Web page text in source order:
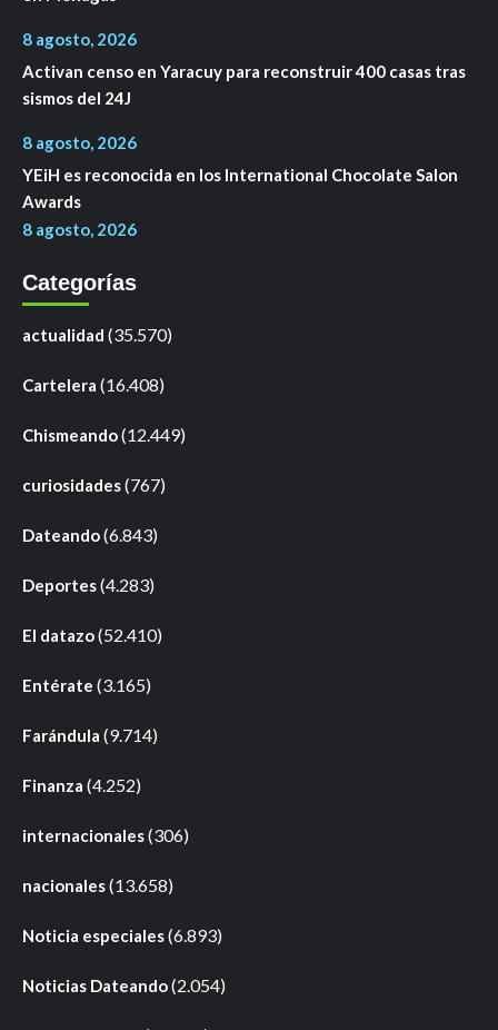
8 agosto, 2026
Activan censo en Yaracuy para reconstruir 400 casas tras
sismos del 24J
8 agosto, 2026
YEiH es reconocida en los International Chocolate Salon
Awards
8 agosto, 2026
Categorías
actualidad (35.570)
Cartelera (16.408)
Chismeando(12.449)
curiosidades(767)
Dateando(6.843)
Deportes(4.283)
El datazo(52.410)
Entérate (3.165)
Farándula (9.714)
Finanza (4.252)
internacionales(306)
nacionales(13.658)
Noticia especiales(6.893)
Noticias Dateando(2.054)